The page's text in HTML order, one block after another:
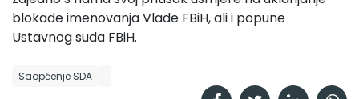
blokade imenovanja Vlade FBiH, ali i popune
Ustavnog suda FBiH.
Saopćenje SDA